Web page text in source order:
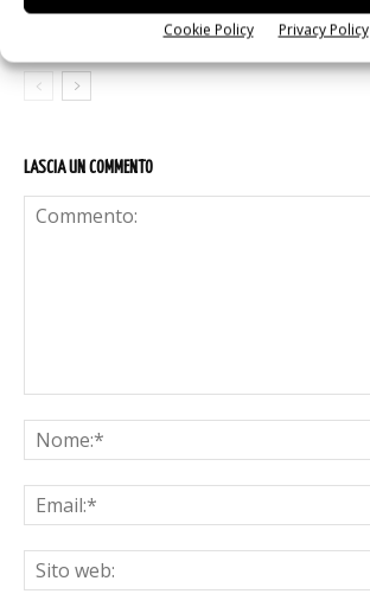
Cookie Policy Privacy Policy
LASCIA UN COMMENTO